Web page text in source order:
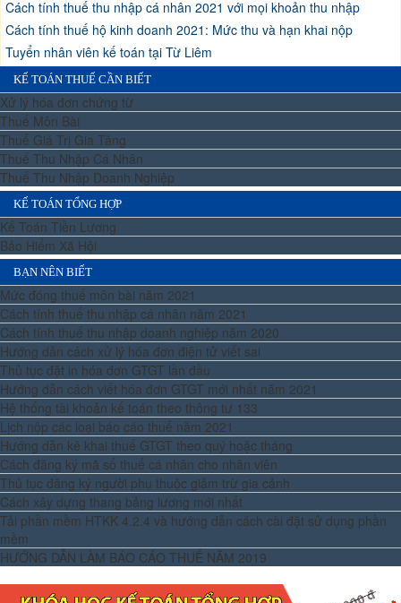
Cách tính thuế thu nhập cá nhân 2021 với mọi khoản thu nhập
Cách tính thuế hộ kinh doanh 2021: Mức thu và hạn khai nộp
Tuyển nhân viên kế toán tại Từ Liêm
KẾ TOÁN THUẾ CẦN BIẾT
Xử lý hóa đơn chứng từ
Thuế Môn Bài
Thuế Giá Trị Gia Tăng
Thuế Thu Nhập Cá Nhân
Thuế Thu Nhập Doanh Nghiệp
KẾ TOÁN TỔNG HỢP
Kế Toán Tiền Lương
Bảo Hiểm Xã Hội
BẠN NÊN BIẾT
Mức đóng thuế môn bài năm 2021
Cách tính thuế thu nhập cá nhân năm 2021
Cách tính thuế thu nhập doanh nghiệp năm 2020
Hướng dẫn cách xử lý hóa đơn điện tử viết sai
Thủ tục đặt in hóa đơn GTGT lần đầu
Hướng dẫn cách viết hóa đơn GTGT mới nhất năm 2021
Hệ thống tài khoản kế toán theo thông tư 133
Lịch nộp các loại báo cáo thuế năm 2021
Hướng dẫn kê khai thuế GTGT theo quý hoặc tháng
Cách đăng ký mã số thuế cá nhân cho nhân viên
Thủ tục đăng ký người phụ thuộc giảm trừ gia cảnh
Cách xây dựng thang bảng lương mới nhất
Tải phần mềm HTKK 4.2.4 và hướng dẫn cách cài đặt sử dụng phần
mềm
HƯỚNG DẪN LÀM BÁO CÁO THUẾ NĂM 2019